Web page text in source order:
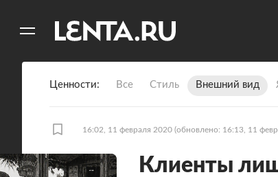
Ценности Все Стиль Внешний вид
16:02, 11 февраля 2020 (обновлено: 16:13, 11
Клиенты